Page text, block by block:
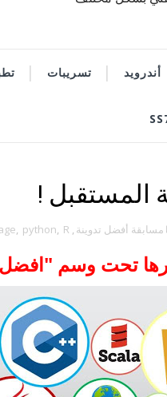
أندرويد تسريبات
المستقبل !
مسابقة أفضل تدوينة ,
, python, R
تحت وسم "افضل